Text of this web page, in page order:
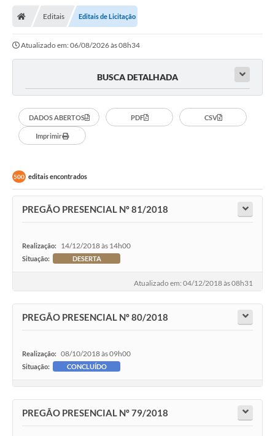
Editais Editais de Licitação
Atualizado em: 06/08/2026 às 08h34
BUSCA DETALHADA
DADOS ABERTOS PDF CSV
Imprimir
500 editais encontrados
PREGÃO PRESENCIAL Nº 81/2018
Realização: 14/12/2018 às 14h00
Situação: DESERTA
Atualizado em: 04/12/2018 às 08h31
PREGÃO PRESENCIAL Nº 80/2018
Realização: 08/10/2018 às 09h00
Situação: CONCLUÍDO
PREGÃO PRESENCIAL Nº 79/2018